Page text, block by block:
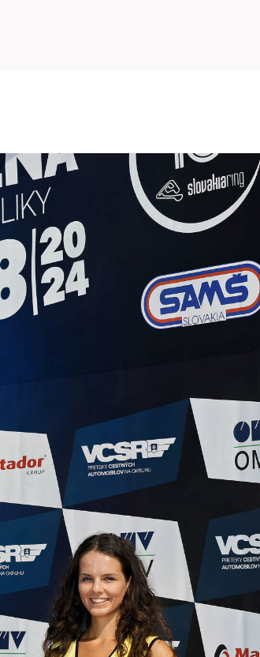
HOTEL RING
SK
EN
MAPA STRÁNKY
E-SHOP A VSTUPENKY